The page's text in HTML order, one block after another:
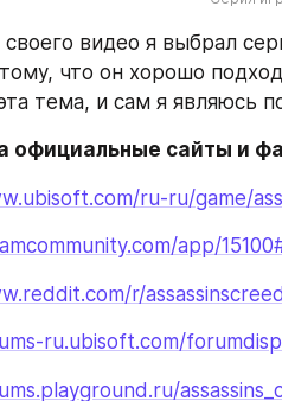
видео я выбрал
что он хорошо
тема, и сам я являюсь
официальные сайты и
ru-ru/game/
app/
r/
ru.ubisoft.com/